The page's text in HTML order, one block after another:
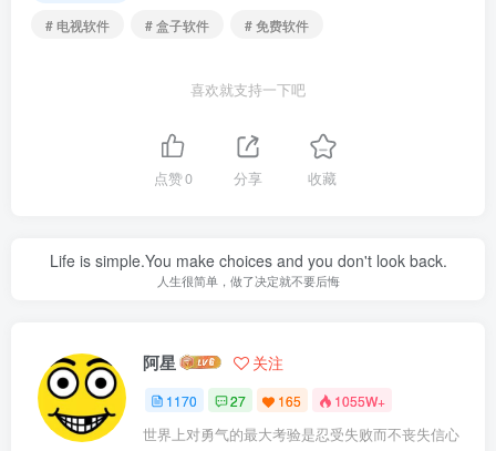
# 电视软件
# 盒子软件 # 免费软件
喜欢就支持一下吧
点赞0 分享 收藏
Life is simple.You make choices and you don't look back.
人生很简单，做了决定就不要后悔
阿星 关注
1170 27 165 1055W+
世界上对勇气的最大考验是忍受失败而不丧失信心